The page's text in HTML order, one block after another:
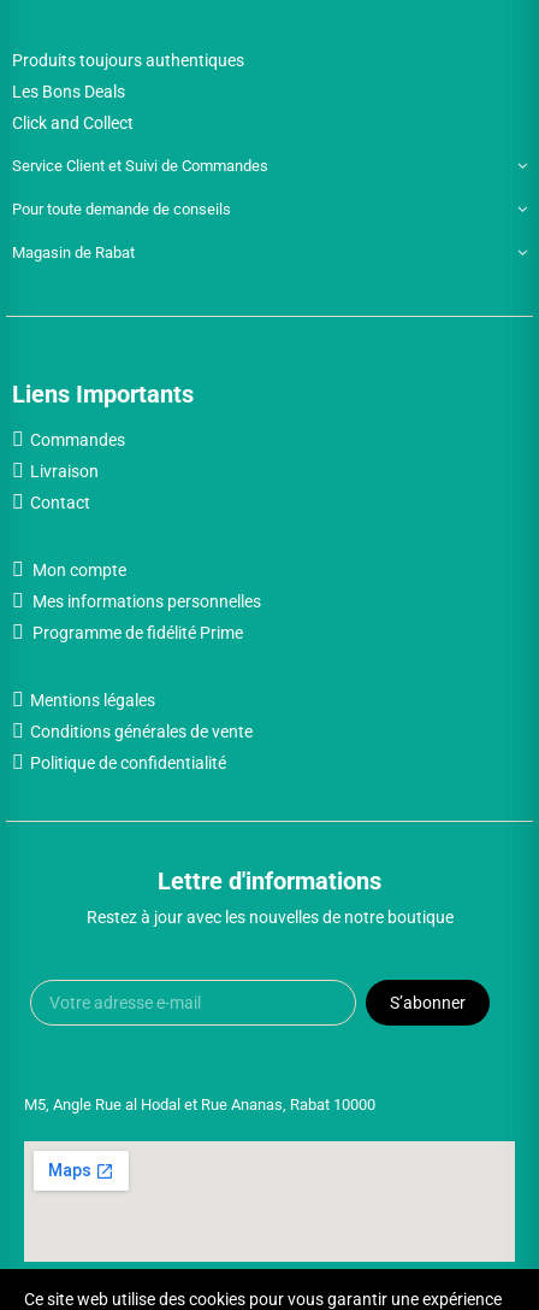
Produits toujours authentiques
Les Bons Deals
Click and Collect
Service Client et Suivi de Commandes
Pour toute demande de conseils
Magasin de Rabat
Liens Importants
Commandes
Livraison
Contact
Mon compte
Mes informations personnelles
Programme de fidélité Prime
Mentions légales
Conditions générales de vente
Politique de confidentialité
Lettre d'informations
Restez à jour avec les nouvelles de notre boutique
S’abonner
M5, Angle Rue al Hodal et Rue Ananas, Rabat 10000
Ce site web utilise des cookies pour vous garantir une expérience